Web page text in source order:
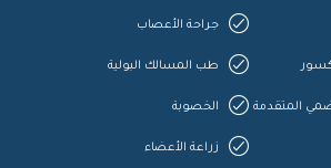
المتقدمة
جراحة الأعصاب
طب المسالك البولية
الخصوبة
زراعة الأعضاء